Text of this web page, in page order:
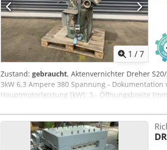
1 /7
Zustand: gebraucht, Aktenvernichter Dreher
3kW 6,3 Ampere 380 Spannung -
Hauptmotorleistung [kW]: 3 - Öffnungsbreite
Aqwja Finanzielle Informationen
Mehrwertsteuer Mehrwertsteuer/
Lieferung und Inzahlungnahme jederzeit